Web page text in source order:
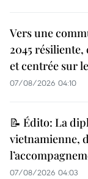
Vers une
2045
et centrée sur
07/08/2026 04:10
📝 Édito: La
vietnamienne,
07/08/2026 04:03